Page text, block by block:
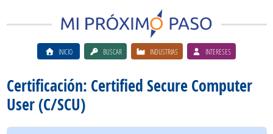
INICIO BUSCAR INDUSTRIAS INTERESES
Certificación: Certified Secure Computer
User (C/SCU)